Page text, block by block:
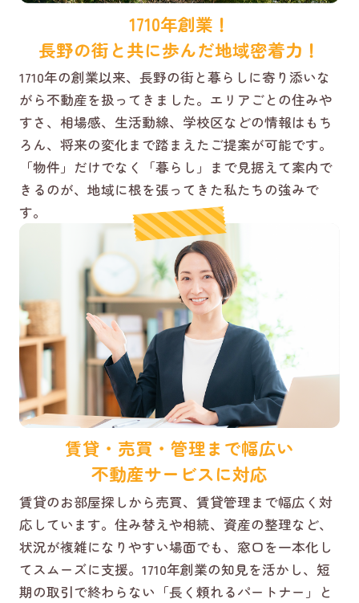
1710年創業！
長野の街と共に歩んだ地域密着力！
1710年の創業以来、長野の街と暮らしに寄り添いな
がら不動産を扱ってきました。エリアごとの住みや
すさ、相場感、生活動線、学校区などの情報はもち
ろん、将来の変化まで踏まえたご提案が可能です。
「物件」だけでなく「暮らし」まで見据えて案内で
きるのが、地域に根を張ってきた私たちの強みで
す。
賃貸・売買・管理まで幅広い
不動産サービスに対応
賃貸のお部屋探しから売買、賃貸管理まで幅広く対
応しています。住み替えや相続、資産の整理など、
状況が複雑になりやすい場面でも、窓口を一本化し
てスムーズに支援。1710年創業の知見を活かし、短
期の取引で終わらない「長く頼れるパートナー」と